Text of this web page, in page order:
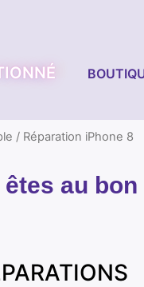
/ Réparation iPhone 8
au